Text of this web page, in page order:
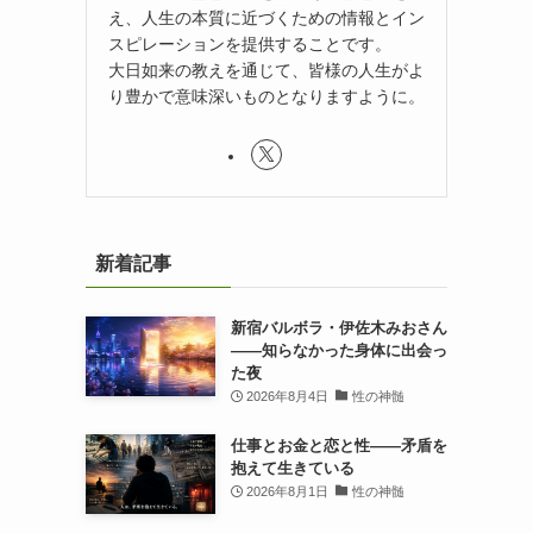
え、人生の本質に近づくための情報とイン
スピレーションを提供することです。
大日如来の教えを通じて、皆様の人生がよ
り豊かで意味深いものとなりますように。
新着記事
新宿バルボラ・伊佐木みおさん
――知らなかった身体に出会っ
た夜
2026年8月4日 性の神髄
仕事とお金と恋と性——矛盾を
抱えて生きている
2026年8月1日 性の神髄